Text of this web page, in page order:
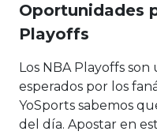
Oportunidades
Playoffs
Los NBA Playoffs
esperados por los
YoSports sabemos
del día. Apostar en